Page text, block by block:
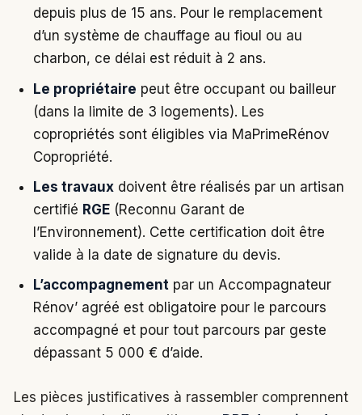
depuis plus de 15 ans. Pour le remplacement
d’un système de chauffage au fioul ou au
charbon, ce délai est réduit à 2 ans.
Le propriétaire peut être occupant ou bailleur
(dans la limite de 3 logements). Les
copropriétés sont éligibles via MaPrimeRénov
Copropriété.
Les travauxdoivent être réalisés par un artisan
certifié RGE(Reconnu Garant de
l’Environnement). Cette certification doit être
valide à la date de signature du devis.
L’accompagnementpar un Accompagnateur
Rénov’ agréé est obligatoire pour le parcours
accompagné et pour tout parcours par geste
dépassant 5 000 € d’aide.
Les pièces justificatives à rassembler comprennent